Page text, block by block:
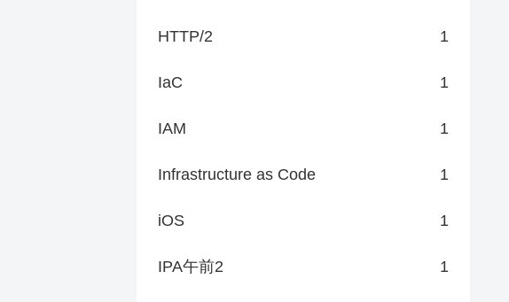
HTTP/2 1
IaC 1
IAM 1
Infrastructure as Code 1
iOS 1
IPA午前2 1